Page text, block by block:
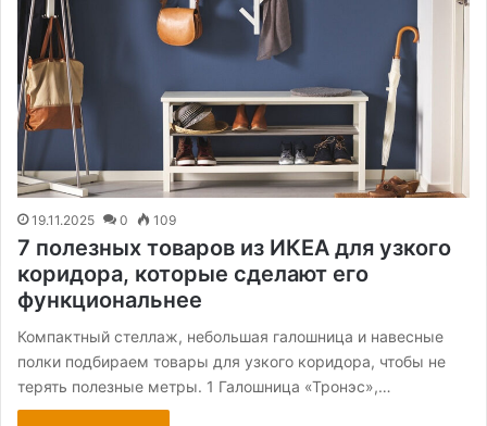
19.11.2025 0 109
7 полезных товаров из ИКЕА для узкого
коридора, которые сделают его
функциональнее
Компактный стеллаж, небольшая галошница и навесные
полки подбираем товары для узкого коридора, чтобы не
терять полезные метры. 1 Галошница «Тронэс»,…